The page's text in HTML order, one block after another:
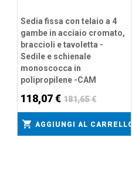
Sedia fissa con telaio a 4
gambe in acciaio cromato,
braccioli e tavoletta -
Sedile e schienale
monoscocca in
polipropilene -CAM
118,07 € 181,65 €
AGGIUNGI AL CARRELLO